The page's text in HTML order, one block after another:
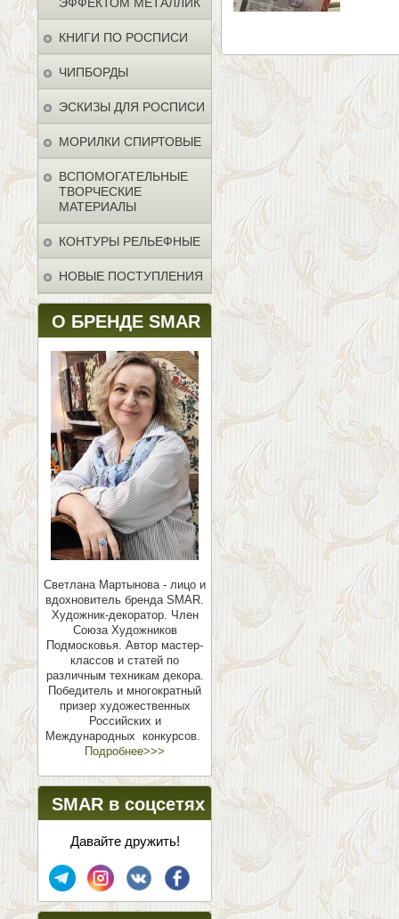
КНИГИ ПО РОСПИСИ
ЧИПБОРДЫ
ЭСКИЗЫ ДЛЯ РОСПИСИ
МОРИЛКИ СПИРТОВЫЕ
ВСПОМОГАТЕЛЬНЫЕ
ТВОРЧЕСКИЕ
МАТЕРИАЛЫ
КОНТУРЫ РЕЛЬЕФНЫЕ
НОВЫЕ ПОСТУПЛЕНИЯ
О БРЕНДЕ SMAR
Светлана Мартынова - лицо и
вдохновитель бренда SMAR.
Художник-декоратор. Член
Союза Художников
Подмосковья. Автор мастер-
классов и статей по
различным техникам декора.
Победитель и многократный
призер художественных
Российских и
Международных конкурсов.
Подробнее>>>
SMAR в соцсетях
Давайте дружить!